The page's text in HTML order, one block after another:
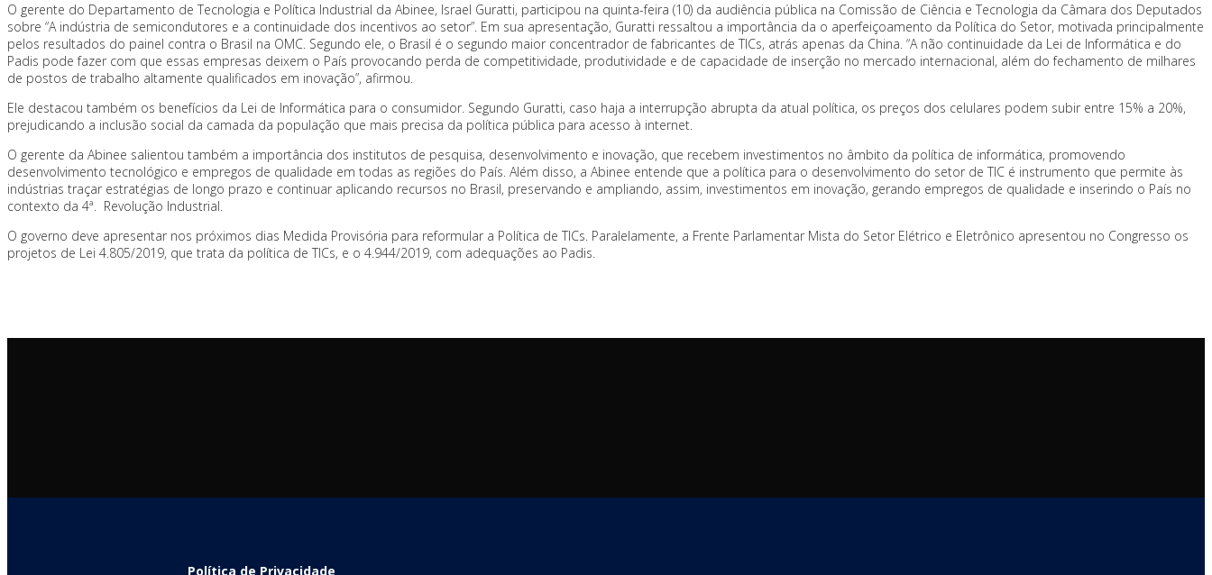
O gerente do Departamento de Tecnologia e Política Industrial da Abinee, Israel Guratti, participou na quinta-feira (10) da audiência pública na Comissão de Ciência e Tecnologia da Câmara dos Deputados
sobre “A indústria de semicondutores e a continuidade dos incentivos ao setor”. Em sua apresentação, Guratti ressaltou a importância da o aperfeiçoamento da Política do Setor, motivada principalmente
pelos resultados do painel contra o Brasil na OMC. Segundo ele, o Brasil é o segundo maior concentrador de fabricantes de TICs, atrás apenas da China. “A não continuidade da Lei de Informática e do
Padis pode fazer com que essas empresas deixem o País provocando perda de competitividade, produtividade e de capacidade de inserção no mercado internacional, além do fechamento de milhares
de postos de trabalho altamente qualificados em inovação”, afirmou.
Ele destacou também os benefícios da Lei de Informática para o consumidor. Segundo Guratti, caso haja a interrupção abrupta da atual política, os preços dos celulares podem subir entre 15% a 20%,
prejudicando a inclusão social da camada da população que mais precisa da política pública para acesso à internet.
O gerente da Abinee salientou também a importância dos institutos de pesquisa, desenvolvimento e inovação, que recebem investimentos no âmbito da política de informática, promovendo
desenvolvimento tecnológico e empregos de qualidade em todas as regiões do País. Além disso, a Abinee entende que a política para o desenvolvimento do setor de TIC é instrumento que permite às
indústrias traçar estratégias de longo prazo e continuar aplicando recursos no Brasil, preservando e ampliando, assim, investimentos em inovação, gerando empregos de qualidade e inserindo o País no
contexto da 4ª. Revolução Industrial.
O governo deve apresentar nos próximos dias Medida Provisória para reformular a Política de TICs. Paralelamente, a Frente Parlamentar Mista do Setor Elétrico e Eletrônico apresentou no Congresso os
projetos de Lei 4.805/2019, que trata da política de TICs, e o 4.944/2019, com adequações ao Padis.
Política de Privacidade